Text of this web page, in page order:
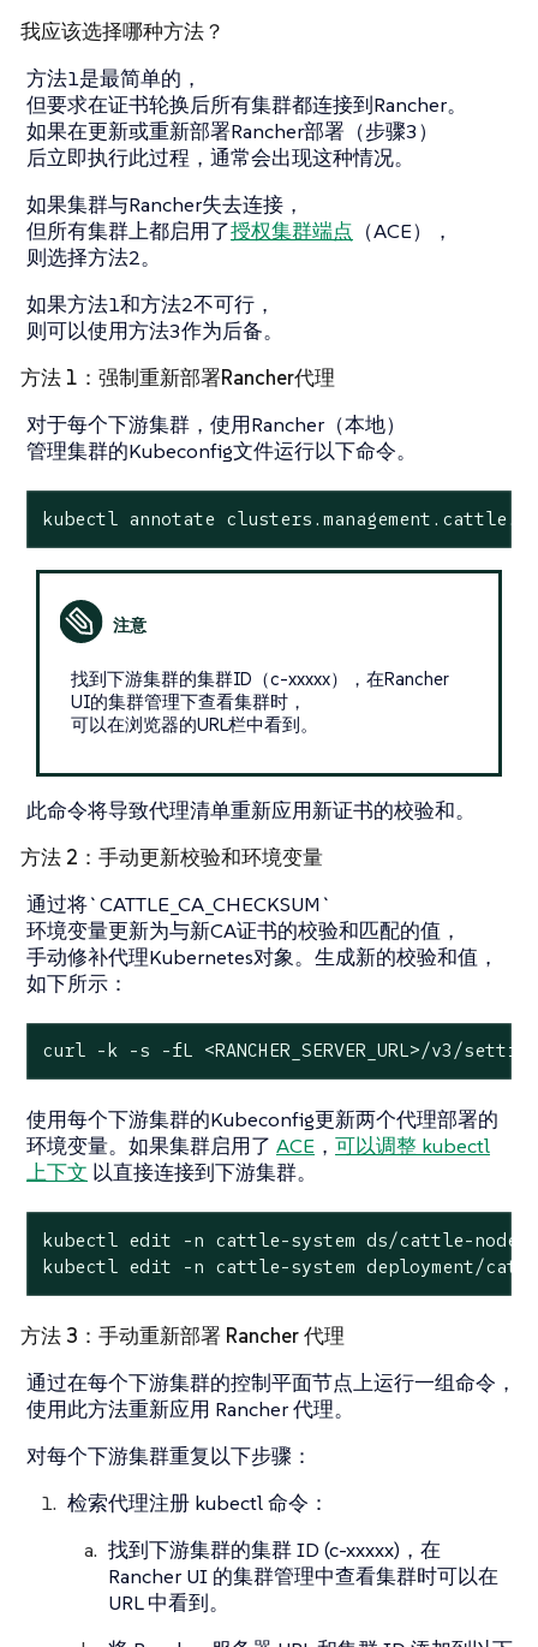
我应该选择哪种方法？
方法1是最简单的，
但要求在证书轮换后所有集群都连接到Rancher。
如果在更新或重新部署Rancher部署（步骤3）
后立即执行此过程，通常会出现这种情况。
如果集群与Rancher失去连接，
但所有集群上都启用了授权集群端点 （ACE），
则选择方法2。
如果方法1和方法2不可行，
则可以使用方法3作为后备。
方法 1：强制重新部署Rancher代理
对于每个下游集群，使用Rancher（本地）
管理集群的Kubeconfig文件运行以下命令。
kubectl annotate
找到下游集群的集群ID（c-xxxxx），在Rancher
UI的集群管理下查看集群时，
可以在浏览器的URL栏中看到。
此命令将导致代理清单重新应用新证书的校验和。
方法 2：手动更新校验和环境变量
通过将`CATTLE_CA_CHECKSUM`
环境变量更新为与新CA证书的校验和匹配的值，
手动修补代理Kubernetes对象。生成新的校验和值，
如下所示：
curl -k -s -fL <RANCHER_SERVER_URL>/v3/
使用每个下游集群的Kubeconfig更新两个代理部署的
环境变量。如果集群启用了 ACE ， 可以调整 kubectl
上下文 以直接连接到下游集群。
kubectl edit -n cattle-system ds/cattle-node-
kubectl edit -n cattle-system deployment/
方法 3：手动重新部署 Rancher 代理
通过在每个下游集群的控制平面节点上运行一组命令，
使用此方法重新应用 Rancher 代理。
对每个下游集群重复以下步骤：
检索代理注册 kubectl 命令：
找到下游集群的集群 ID (c-xxxxx)，在
Rancher UI 的集群管理中查看集群时可以在
URL 中看到。